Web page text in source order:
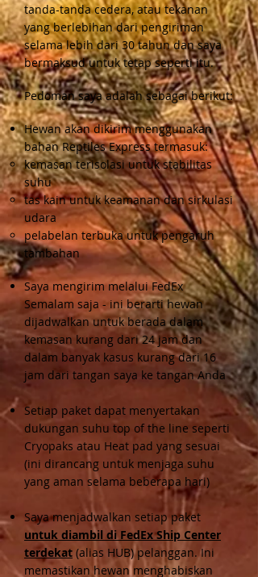
tanda-tanda cedera, atau tekanan
yang berlebihan dari pengiriman
selama lebih dari 30 tahun dan saya
bermaksud untuk tetap seperti itu.
Pedoman saya adalah sebagai berikut:
Hewan akan dikirim menggunakan
bahan Reptiles Express termasuk:
kemasan terisolasi untuk stabilitas
suhu
tas kain untuk keamanan dan sirkulasi
udara
pelabelan terbuka untuk pengaruh
tambahan
Saya mengirim melalui FedEx
Semalam saja - ini berarti hewan
dijadwalkan untuk berada dalam
kemasan kurang dari 24 jam dan
dalam banyak kasus kurang dari 16
jam dari tangan saya ke tangan Anda
Setiap paket dapat menyertakan
dukungan suhu top of the line seperti
Cryopaks atau Heat pad yang sesuai
(ini dirancang untuk menjaga suhu
yang aman selama beberapa hari)
Saya menjadwalkan setiap paket
untuk diambil di FedEx Ship Center
terdekat (alias HUB) pelanggan. Ini
memastikan hewan menghabiskan